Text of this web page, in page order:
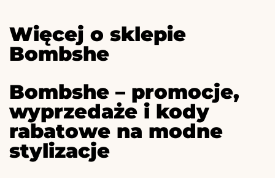
Więcej o sklepie
Bombshe
Bombshe – promocje,
wyprzedaże i kody
rabatowe na modne
stylizacje